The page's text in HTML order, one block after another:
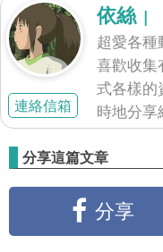
連絡信箱
依絲 |
超愛各種
喜歡收集
式各樣的
時地分享
分享這篇文章
分享